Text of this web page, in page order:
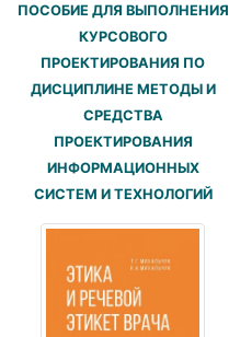
ПОСОБИЕ ДЛЯ ВЫПОЛНЕНИЯ
КУРСОВОГО
ПРОЕКТИРОВАНИЯ ПО
ДИСЦИПЛИНЕ МЕТОДЫ И
СРЕДСТВА
ПРОЕКТИРОВАНИЯ
ИНФОРМАЦИОННЫХ
СИСТЕМ И ТЕХНОЛОГИЙ